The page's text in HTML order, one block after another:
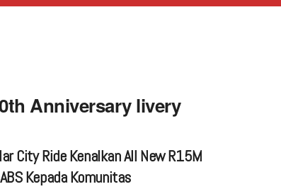
Anniversary livery
City Ride Kenalkan All New R15M
Kepada Komunitas